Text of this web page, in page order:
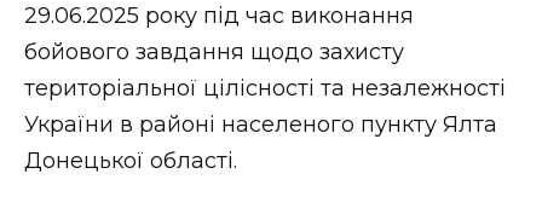
Втрачений Ужгород (відеоверсія)
ЗАКАРПАТСЬКІ НОВИНИ
29.06.2025 року під час виконання
бойового завдання щодо захисту
територіальної цілісності та незалежності
України в районі населеного пункту Ялта
Донецької області.